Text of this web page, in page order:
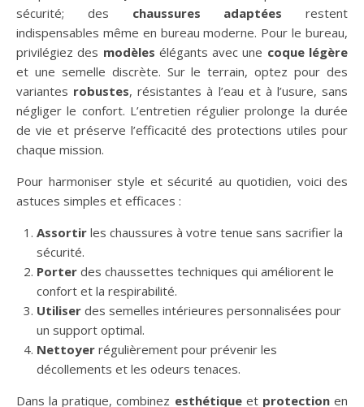
sécurité; des chaussures adaptées restent
indispensables même en bureau moderne. Pour le bureau,
privilégiez des modèles élégants avec une coque légère
et une semelle discrète. Sur le terrain, optez pour des
variantes robustes, résistantes à l’eau et à l’usure, sans
négliger le confort. L’entretien régulier prolonge la durée
de vie et préserve l’efficacité des protections utiles pour
chaque mission.
Pour harmoniser style et sécurité au quotidien, voici des
astuces simples et efficaces :
Assortir les chaussures à votre tenue sans sacrifier la
sécurité.
Porter des chaussettes techniques qui améliorent le
confort et la respirabilité.
Utiliser des semelles intérieures personnalisées pour
un support optimal.
Nettoyer régulièrement pour prévenir les
décollements et les odeurs tenaces.
Dans la pratique, combinez esthétiqueet protectionen